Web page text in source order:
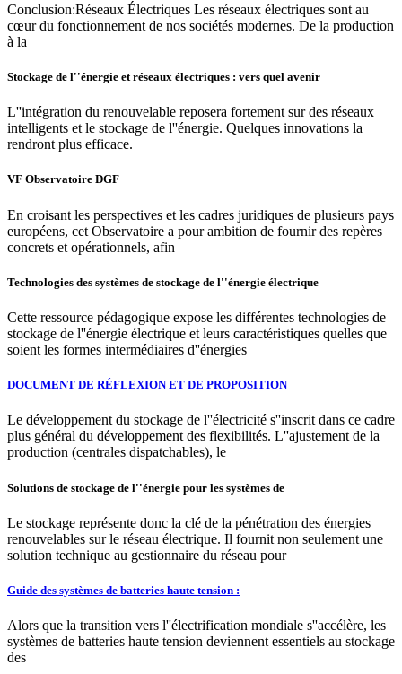
Conclusion:Réseaux Électriques Les réseaux électriques sont au
cœur du fonctionnement de nos sociétés modernes. De la production
à la
Stockage de l''énergie et réseaux électriques : vers quel avenir
L''intégration du renouvelable reposera fortement sur des réseaux
intelligents et le stockage de l''énergie. Quelques innovations la
rendront plus efficace.
VF Observatoire DGF
En croisant les perspectives et les cadres juridiques de plusieurs pays
européens, cet Observatoire a pour ambition de fournir des repères
concrets et opérationnels, afin
Technologies des systèmes de stockage de l''énergie électrique
Cette ressource pédagogique expose les différentes technologies de
stockage de l''énergie électrique et leurs caractéristiques quelles que
soient les formes intermédiaires d''énergies
DOCUMENT DE RÉFLEXION ET DE PROPOSITION
Le développement du stockage de l''électricité s''inscrit dans ce cadre
plus général du développement des flexibilités. L''ajustement de la
production (centrales dispatchables), le
Solutions de stockage de l''énergie pour les systèmes de
Le stockage représente donc la clé de la pénétration des énergies
renouvelables sur le réseau électrique. Il fournit non seulement une
solution technique au gestionnaire du réseau pour
Guide des systèmes de batteries haute tension :
Alors que la transition vers l''électrification mondiale s''accélère, les
systèmes de batteries haute tension deviennent essentiels au stockage
des